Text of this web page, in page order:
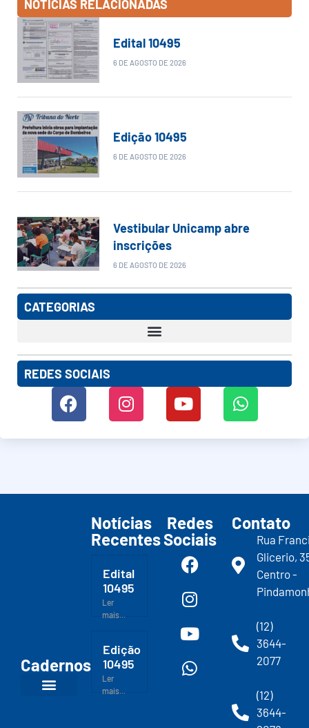
NOTÍCIAS RELACIONADAS
Edital 10495
6 DE AGOSTO DE 2026
Edição 10495
6 DE AGOSTO DE 2026
Vestibular Unicamp abre
inscrições
6 DE AGOSTO DE 2026
CATEGORIAS
REDES SOCIAIS
Cadernos
Notícias
Recentes
Edital
10495
Ler
mais...
Edição
10495
Ler
mais...
Redes
Sociais
Contato
Rua
Glicerio,
Centro -
(12)
3644-
2077
(12)
3644-